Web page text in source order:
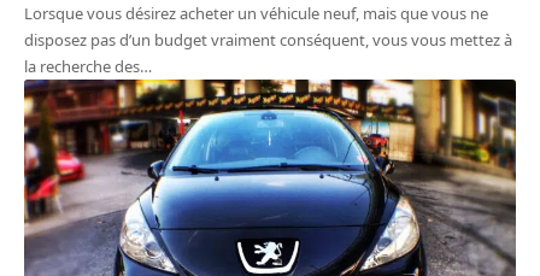
Lorsque vous désirez acheter un véhicule neuf, mais que vous ne
disposez pas d’un budget vraiment conséquent, vous vous mettez à
la recherche des…